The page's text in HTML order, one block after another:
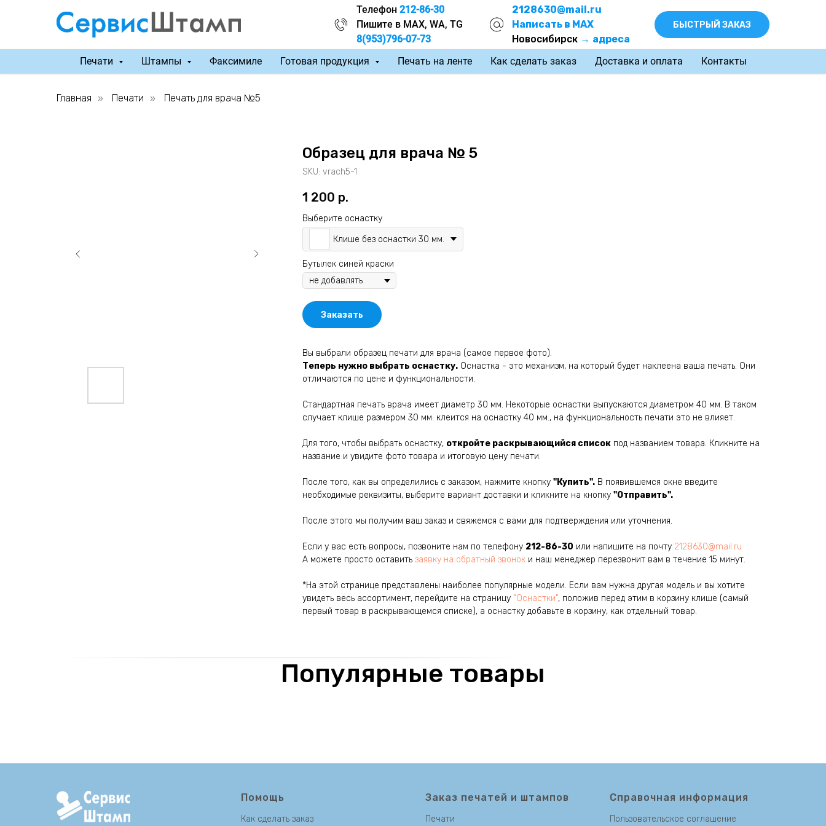
Телефон 212-86-30
Пишите в MAX, WA, TG
8(953)796-07-73
2128630@mail.ru
Написать в MAX
Новосибирск → адреса
БЫСТРЫЙ ЗАКАЗ
Печати Штампы Факсимиле Готовая продукция Печать на ленте Как сделать заказ Доставка и оплата Контакты
Главная » Печати » Печать для врача №5
Образец для врача № 5
SKU: vrach5-1
1 200 р.
Выберите оснастку
Клише без оснастки 30 мм.
Бутылек синей краски
Заказать
Вы выбрали образец печати для врача (самое первое фото).
Теперь нужно выбрать оснастку. Оснастка - это механизм, на который будет наклеена ваша печать. Они
отличаются по цене и функциональности.
Стандартная печать врача имеет диаметр 30 мм. Некоторые оснастки выпускаются диаметром 40 мм. В таком
случает клише размером 30 мм. клеится на оснастку 40 мм., на функциональность печати это не влияет.
Для того, чтобы выбрать оснастку, откройте раскрывающийся список под названием товара. Кликните на
название и увидите фото товара и итоговую цену печати.
После того, как вы определились с заказом, нажмите кнопку "Купить". В появившемся окне введите
необходимые реквизиты, выберите вариант доставки и кликните на кнопку "Отправить".
После этого мы получим ваш заказ и свяжемся с вами для подтверждения или уточнения.
Если у вас есть вопросы, позвоните нам по телефону 212-86-30 или напишите на почту 2128630@mail.ru
А можете просто оставить заявку на обратный звонок и наш менеджер перезвонит вам в течение 15 минут.
*На этой странице представлены наиболее популярные модели. Если вам нужна другая модель и вы хотите
увидеть весь ассортимент, перейдите на страницу "Оснастки", положив перед этим в корзину клише (самый
первый товар в раскрывающемся списке), а оснастку добавьте в корзину, как отдельный товар.
Популярные товары
Помощь
Как сделать заказ
Заказ печатей и штампов
Печати
Справочная информация
Пользовательское соглашение